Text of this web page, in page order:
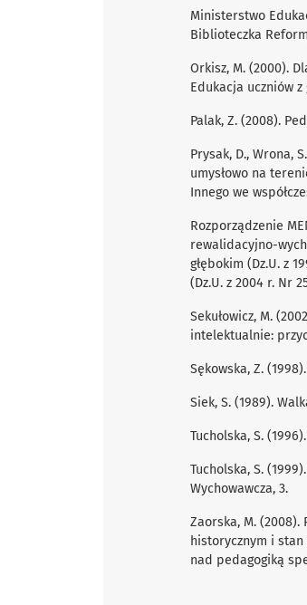
Ministerstwo
Biblioteczka
Orkisz, M. (2000).
Edukacja uczniów
Palak, Z. (2008).
Prysak, D., Wrona,
umysłowo na
Innego we
Rozporządzenie
rewalidacyjno-
głębokim (Dz.U. z
(Dz.U. z 2004 r. Nr
Sekułowicz, M.
intelektualnie:
Sękowska, Z.
Siek, S. (1989).
Tucholska, S.
Tucholska, S.
Wychowawcza, 3.
Zaorska, M.
historycznym i stan
nad pedagogiką